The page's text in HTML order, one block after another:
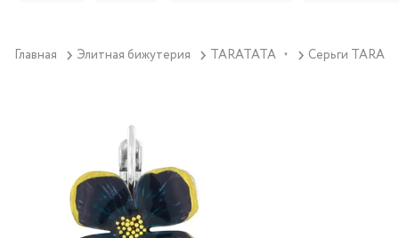
Главная Элитная бижутерия TARATATA ▼ Серьги